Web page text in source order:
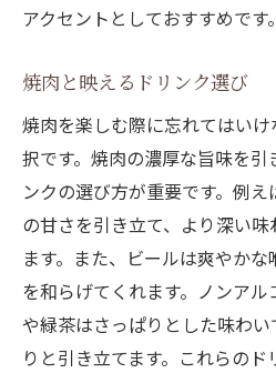
アクセントとしておすすめです。
焼肉と映えるドリンク選び
焼肉を楽しむ際に忘れてはい
択です。焼肉の濃厚な旨味を
ンクの選び方が重要です。例
の甘さを引き立て、より深い
ます。また、ビールは爽やか
を和らげてくれます。ノンア
や緑茶はさっぱりとした味わ
りと引き立てます。これらの